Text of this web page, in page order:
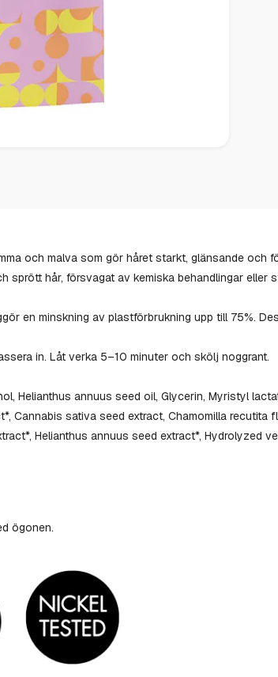
och malva som gör håret starkt, glänsande och
sprött hår, försvagat av kemiska behandlingar eller
en minskning av plastförbrukning upp till 75%.
in. Låt verka 5–10 minuter och skölj noggrant.
Helianthus annuus seed oil, Glycerin, Myristyl
Cannabis sativa seed extract, Chamomilla
Helianthus annuus seed extract*, Hydrolyzed
ögonen.